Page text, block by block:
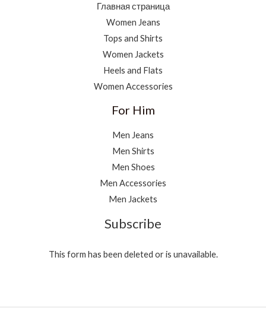
Главная страница
Women Jeans
Tops and Shirts
Women Jackets
Heels and Flats
Women Accessories
For Him
Men Jeans
Men Shirts
Men Shoes
Men Accessories
Men Jackets
Subscribe
This form has been deleted or is unavailable.